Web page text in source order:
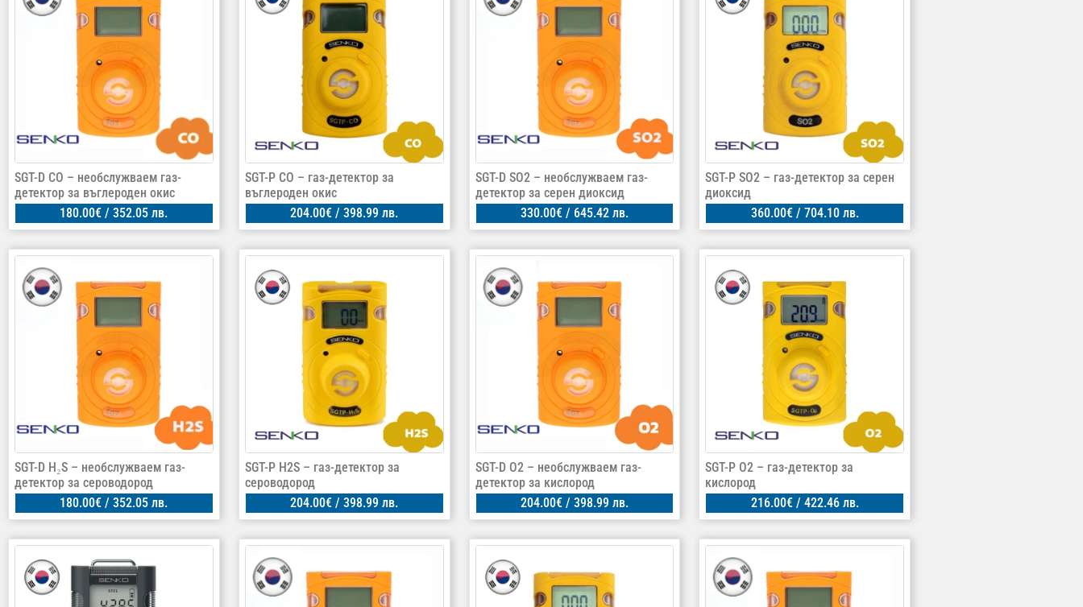
SGT-D CO – необслужваем газ-
детектор за въглероден окис
180.00€ / 352.05 лв.
SGT-P CO – газ-детектор за
въглероден окис
204.00€ / 398.99 лв.
SGT-D SO2 – необслужваем газ-
детектор за серен диоксид
330.00€/ 645.42 лв.
SGT-P SO2 – газ-детектор за серен
диоксид
360.00€/ 704.10 лв.
SGT-D H₂S – необслужваем газ-
детектор за сероводород
180.00€ / 352.05 лв.
SGT-P H2S – газ-детектор за
сероводород
204.00€ / 398.99 лв.
SGT-D O2 – необслужваем газ-
детектор за кислород
204.00€/ 398.99 лв.
SGT-P O2 – газ-детектор за
кислород
216.00€/ 422.46 лв.